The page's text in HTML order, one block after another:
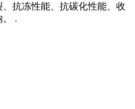
抗冻性能、抗碳化性能、收
。 .